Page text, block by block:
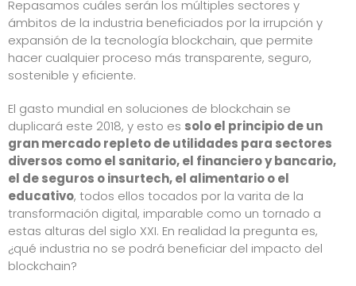
Repasamos cuáles serán los múltiples sectores y
ámbitos de la industria beneficiados por la irrupción y
expansión de la tecnología blockchain, que permite
hacer cualquier proceso más transparente, seguro,
sostenible y eficiente.
El gasto mundial en soluciones de blockchain se
duplicará este 2018, y esto es solo el principio de un
gran mercado repleto de utilidades para sectores
diversos como el sanitario, el financiero y bancario,
el de seguros oinsurtech,el alimentarioo el
educativo, todos ellos tocados por la varita de la
transformación digital, imparable como un tornado a
estas alturas del siglo XXI. En realidad la pregunta es,
¿qué industria no se podrá beneficiar del impacto del
blockchain?